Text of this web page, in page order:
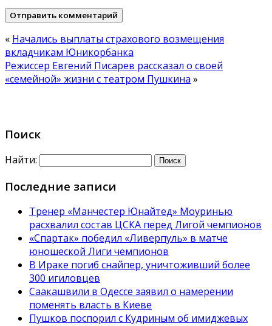
« Начались выплаты страхового возмещения
вкладчикам Юникорбанка
Режиссер Евгений Писарев рассказал о своей
«семейной» жизни с театром Пушкина »
Поиск
Найти:
Последние записи
Тренер «Манчестер Юнайтед» Моуринью
расхвалил состав ЦСКА перед Лигой чемпионов
«Спартак» победил «Ливерпуль» в матче
юношеской Лиги чемпионов
В Ираке погиб снайпер, уничтоживший более
300 игиловцев
Саакашвили в Одессе заявил о намерении
поменять власть в Киеве
Пушков поспорил с Кудриным об имиджевых